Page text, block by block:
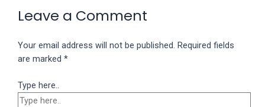
Leave a Comment
Your email address will not be published. Required fields
are marked*
Type here..